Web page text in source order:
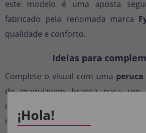
este modelo é uma aposta
fabricado pela renomada marca
qualidade e conforto.
Ideias para
Complete o visual com uma
de maquiagem branca para um
marcante. Adicione sapatos
receber elogios em todos os eventos.
¡Hola!